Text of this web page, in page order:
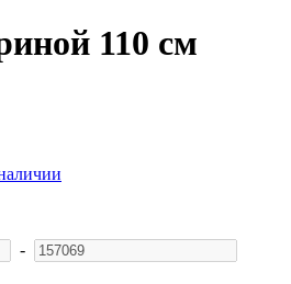
110 см
-